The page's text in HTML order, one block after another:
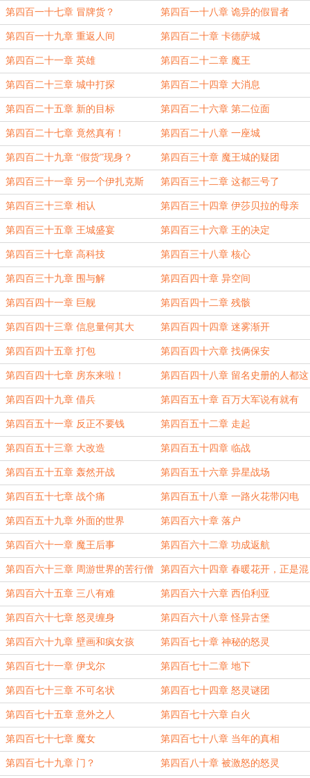
第四百一十七章 冒牌货？ 第四百一十八章 诡异的假冒者
第四百一十九章 重返人间 第四百二十章 卡德萨城
第四百二十一章 英雄 第四百二十二章 魔王
第四百二十三章 城中打探 第四百二十四章 大消息
第四百二十五章 新的目标 第四百二十六章 第二位面
第四百二十七章 竟然真有！ 第四百二十八章 一座城
第四百二十九章 “假货”现身？ 第四百三十章 魔王城的疑团
第四百三十一章 另一个伊扎克斯 第四百三十二章 这都三号了
第四百三十三章 相认 第四百三十四章 伊莎贝拉的母亲
第四百三十五章 王城盛宴 第四百三十六章 王的决定
第四百三十七章 高科技 第四百三十八章 核心
第四百三十九章 围与解 第四百四十章 异空间
第四百四十一章 巨舰 第四百四十二章 残骸
第四百四十三章 信息量何其大 第四百四十四章 迷雾渐开
第四百四十五章 打包 第四百四十六章 找俩保安
第四百四十七章 房东来啦！ 第四百四十八章 留名史册的人都这
样
第四百四十九章 借兵 第四百五十章 百万大军说有就有
第四百五十一章 反正不要钱 第四百五十二章 走起
第四百五十三章 大改造 第四百五十四章 临战
第四百五十五章 轰然开战 第四百五十六章 异星战场
第四百五十七章 战个痛 第四百五十八章 一路火花带闪电
第四百五十九章 外面的世界 第四百六十章 落户
第四百六十一章 魔王后事 第四百六十二章 功成返航
第四百六十三章 周游世界的苦行僧 第四百六十四章 春暖花开，正是混
日子的好时节
第四百六十五章 三八有难 第四百六十六章 西伯利亚
第四百六十七章 怒灵缠身 第四百六十八章 怪异古堡
第四百六十九章 壁画和疯女孩 第四百七十章 神秘的怒灵
第四百七十一章 伊戈尔 第四百七十二章 地下
第四百七十三章 不可名状 第四百七十四章 怒灵谜团
第四百七十五章 意外之人 第四百七十六章 白火
第四百七十七章 魔女 第四百七十八章 当年的真相
第四百七十九章 门？ 第四百八十章 被激怒的怒灵